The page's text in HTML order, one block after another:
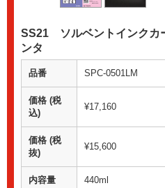
SS21 ソルベントインク
ンタ
品番 SPC-0501LM
価格 (税
込)
¥17,160
価格 (税
抜)
¥15,600
内容量 440ml